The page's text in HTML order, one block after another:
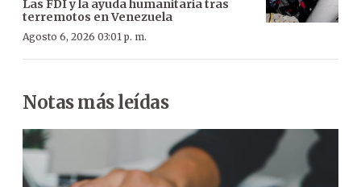
Las FDI y la ayuda humanitaria tras
terremotos en Venezuela
Agosto 6, 2026 03:01 p. m.
Notas más leídas